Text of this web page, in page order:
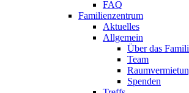
FAQ
Familienzentrum
Aktuelles
Allgemein
Über das
Team
Spenden